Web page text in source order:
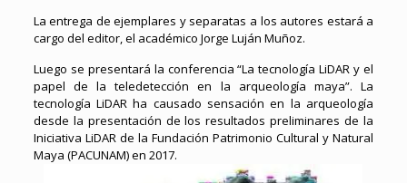
La entrega de ejemplares y separatas a los autores estará a
cargo del editor, el académico Jorge Luján Muñoz.
Luego se presentará la conferencia “La tecnología LiDAR y el
papel de la teledetección en la arqueología maya”. La
tecnología LiDAR ha causado sensación en la arqueología
desde la presentación de los resultados preliminares de la
Iniciativa LiDAR de la Fundación Patrimonio Cultural y Natural
Maya (PACUNAM) en 2017.